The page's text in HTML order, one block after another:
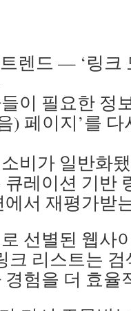
렌드 — ‘링크
이 필요한 정
) 페이지’를
비가 일반화
레이션 기반
서 재평가받
선별된 웹사
크 리스트는
험을 더 효율